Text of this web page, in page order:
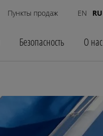
Пункты продаж EN RU
Безопасность О нас